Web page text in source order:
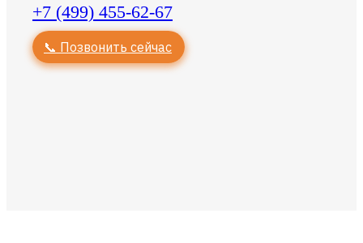
+7 (499) 455-62-67
📞 Позвонить сейчас